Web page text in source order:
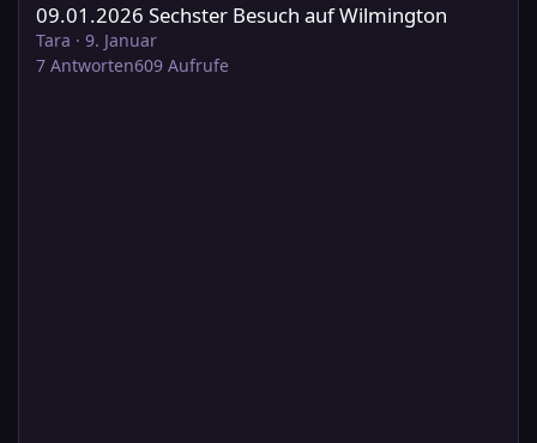
09.01.2026 Sechster Besuch auf Wilmington
Tara · 9. Januar
7 Antworten609 Aufrufe